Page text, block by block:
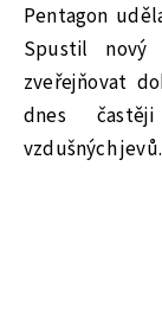
Pentagon
Spustil nový
zveřejňovat
dnes častěji
vzdušných